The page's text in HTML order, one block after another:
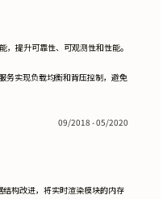
提升可靠性、可观测性和性能。
务实现负载均衡和背压控制，避免
09/2018 - 05/2020
构改进，将实时渲染模块的内存